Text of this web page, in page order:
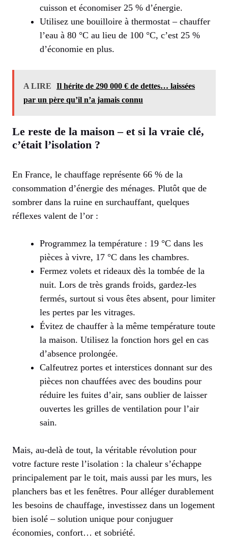
cuisson et économiser 25 % d’énergie.
Utilisez une bouilloire à thermostat – chauffer
l’eau à 80 °C au lieu de 100 °C, c’est 25 %
d’économie en plus.
A LIRE
Il hérite de 290 000 € de dettes… laissées
par un père qu’il n’a jamais connu
Le reste de la maison – et si la vraie clé,
c’était l’isolation ?
En France, le chauffage représente 66 % de la
consommation d’énergie des ménages. Plutôt que de
sombrer dans la ruine en surchauffant, quelques
réflexes valent de l’or :
Programmez la température : 19 °C dans les
pièces à vivre, 17 °C dans les chambres.
Fermez volets et rideaux dès la tombée de la
nuit. Lors de très grands froids, gardez-les
fermés, surtout si vous êtes absent, pour limiter
les pertes par les vitrages.
Évitez de chauffer à la même température toute
la maison. Utilisez la fonction hors gel en cas
d’absence prolongée.
Calfeutrez portes et interstices donnant sur des
pièces non chauffées avec des boudins pour
réduire les fuites d’air, sans oublier de laisser
ouvertes les grilles de ventilation pour l’air
sain.
Mais, au-delà de tout, la véritable révolution pour
votre facture reste l’isolation : la chaleur s’échappe
principalement par le toit, mais aussi par les murs, les
planchers bas et les fenêtres. Pour alléger durablement
les besoins de chauffage, investissez dans un logement
bien isolé – solution unique pour conjuguer
économies, confort… et sobriété.